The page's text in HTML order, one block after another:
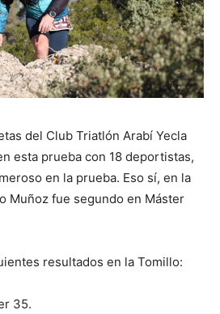
del Club Triatlón Arabí Yecla
esta prueba con 18 deportistas,
en la prueba. Eso sí, en la
Muñoz fue segundo en Máster
resultados en la Tomillo:
35.